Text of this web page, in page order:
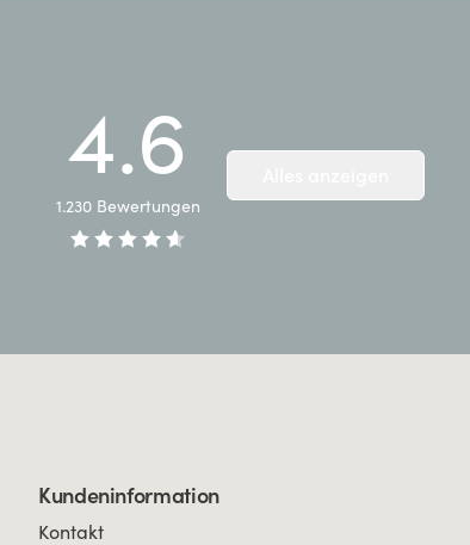
4.6
1.230 Bewertungen
Kundeninformation
Kontakt